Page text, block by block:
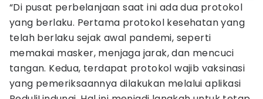
“Di pusat perbelanjaan saat ini ada dua protokol
yang berlaku. Pertama protokol kesehatan yang
telah berlaku sejak awal pandemi, seperti
memakai masker, menjaga jarak, dan mencuci
tangan. Kedua, terdapat protokol wajib vaksinasi
yang pemeriksaannya dilakukan melalui aplikasi